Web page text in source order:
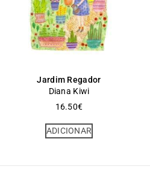
Jardim Regador
Diana Kiwi
16.50€
ADICIONAR